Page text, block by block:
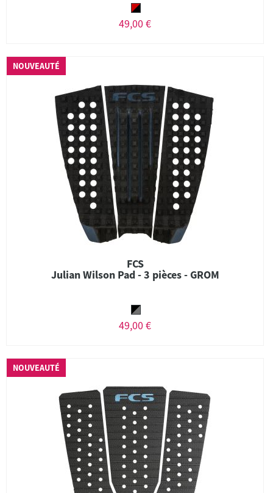
49,00 €
NOUVEAUTÉ
FCS
Julian Wilson Pad - 3 pièces - GROM
49,00 €
NOUVEAUTÉ